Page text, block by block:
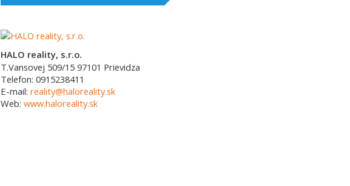
HALO reality, s.r.o.
T.Vansovej 509/15 97101 Prievidza
Telefon: 0915238411
E-mail: reality@haloreality.sk
Web: www.haloreality.sk